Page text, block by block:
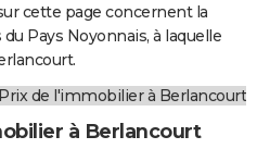
cette page concernent la
Pays Noyonnais, à laquelle
Prix de l'immobilier à Berlancourt
à Berlancourt